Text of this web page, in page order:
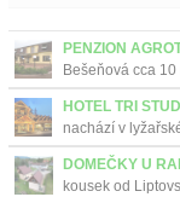
PENZION
Bešeňová cca
HOTEL TRI
nachází v
Dolině. Lákající
DOMEČKY U
kousek od